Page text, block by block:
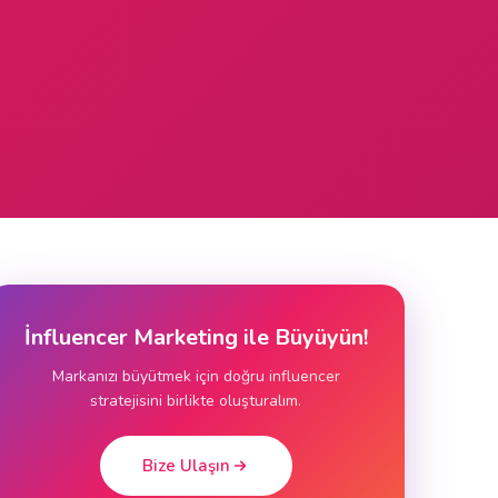
İnfluencer Marketing ile Büyüyün!
Markanızı büyütmek için doğru influencer
stratejisini birlikte oluşturalım.
Bize Ulaşın